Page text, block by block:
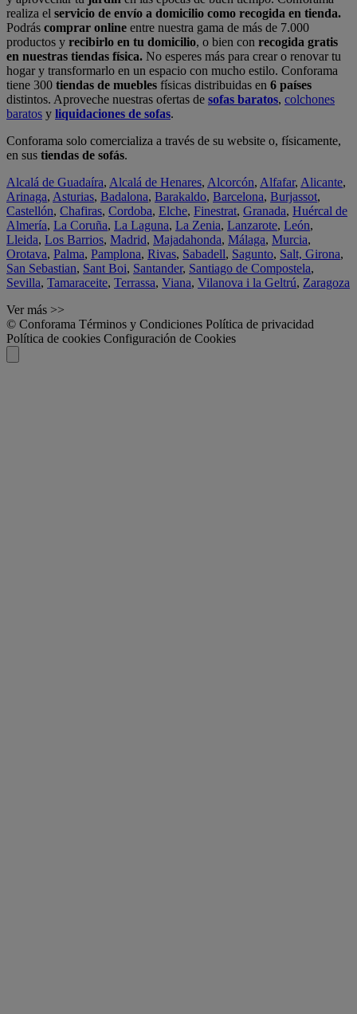
realiza el servicio de envío a domicilio como recogida en tienda.
Podrás comprar online entre nuestra gama de más de 7.000
productos y recibirlo en tu domicilio, o bien con recogida gratis
en nuestras tiendas física. No esperes más para crear o renovar tu
hogar y transformarlo en un espacio con mucho estilo. Conforama
tiene 300 tiendas de muebles físicas distribuidas en 6 países
distintos. Aproveche nuestras ofertas de sofas baratos, colchones
baratos y liquidaciones de sofas.
Conforama solo comercializa a través de su website o, físicamente,
en sus tiendas de sofás.
Alcalá de Guadaíra, Alcalá de Henares, Alcorcón, Alfafar, Alicante,
Arinaga, Asturias, Badalona, Barakaldo, Barcelona, Burjassot,
Castellón, Chafiras, Cordoba, Elche, Finestrat, Granada, Huércal de
Almería, La Coruña, La Laguna, La Zenia, Lanzarote, León,
Lleida, Los Barrios, Madrid, Majadahonda, Málaga, Murcia,
Orotava, Palma, Pamplona, Rivas, Sabadell, Sagunto, Salt, Girona,
San Sebastian, Sant Boi, Santander, Santiago de Compostela,
Sevilla, Tamaraceite, Terrassa, Viana, Vilanova i la Geltrú, Zaragoza
Ver más >>
© Conforama Términos y Condiciones Política de privacidad
Política de cookies Configuración de Cookies